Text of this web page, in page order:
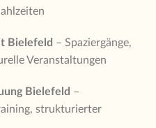
Bielefeld – Spaziergänge,
Veranstaltungen
Bielefeld –
strukturierter